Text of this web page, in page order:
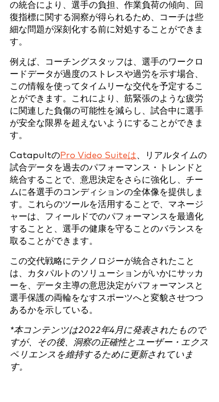
の統合により、選手の負担、作業負荷の傾向、回
復指標に関する洞察が得られるため、コーチは些
細な問題が深刻化する前に対処することができま
す。
例えば、コーチングスタッフは、選手のワークロ
ードデータが過度のストレスや過労を示す場合、
この情報を使ってタイムリーな交代を予定するこ
とができます。これにより、筋緊張のような疲労
に関連した負傷の可能性を減らし、試合中に選手
が安全な限界を超えないようにすることができま
す。
CatapultのPro Video Suiteは、リアルタイムの
試合データを過去のパフォーマンス・トレンドと
統合することで、意思決定をさらに強化し、チー
ムに各選手のコンディションの全体像を提供しま
す。これらのツールを活用することで、マネージ
ャーは、フィールドでのパフォーマンスを最適化
することと、選手の健康を守ることのバランスを
取ることができます。
この交代戦略にテクノロジーが統合されたこと
は、カタパルトのソリューションがいかにサッカ
ーを、データ主導の意思決定がパフォーマンスと
選手保護の両輪をなすスポーツへと変貌させつつ
あるかを示している。
*本コンテンツは2022年4月に発表されたもので
すが、その後、洞察の正確性とユーザー・エクス
ペリエンスを維持するために更新されていま
す。